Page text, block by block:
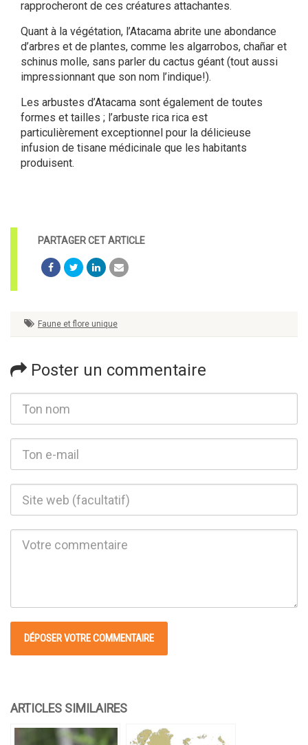
rapprocheront de ces créatures attachantes.
Quant à la végétation, l’Atacama abrite une abondance
d’arbres et de plantes, comme les algarrobos, chañar et
schinus molle, sans parler du cactus géant (tout aussi
impressionnant que son nom l’indique!).
Les arbustes d’Atacama sont également de toutes
formes et tailles ; l’arbuste rica rica est
particulièrement exceptionnel pour la délicieuse
infusion de tisane médicinale que les habitants
produisent.
Faune et flore unique
Poster un commentaire